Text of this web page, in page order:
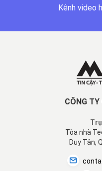
Kênh video
CÔNG
Tòa nhà
Duy Tân,